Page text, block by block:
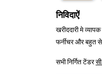
निविदाऐं
खरीददारी मे
फर्नीचर और बहुत से
सभी निर्गित टेंडर